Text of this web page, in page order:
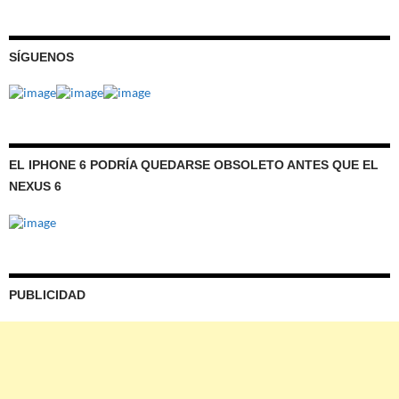
SÍGUENOS
EL IPHONE 6 PODRÍA QUEDARSE OBSOLETO ANTES QUE EL
NEXUS 6
PUBLICIDAD